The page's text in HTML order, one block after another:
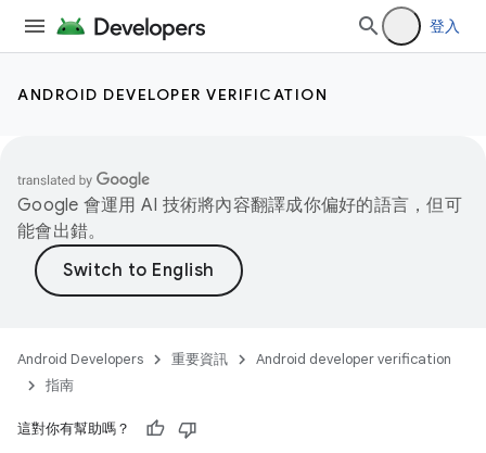
登入
ANDROID DEVELOPER VERIFICATION
Google 會運用 AI 技術將內容翻譯成你偏好的語言，但可
能會出錯。
Android Developers 重要資訊
Android developer verification
指南
這對你有幫助嗎？